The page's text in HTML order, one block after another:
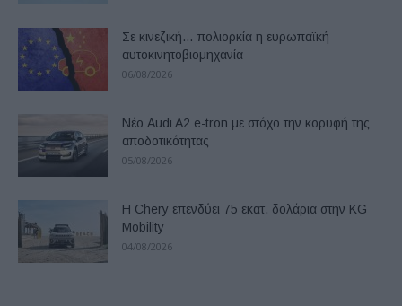
Σε κινεζική… πολιορκία η ευρωπαϊκή
αυτοκινητοβιομηχανία
06/08/2026
Νέο Audi A2 e-tron με στόχο την κορυφή της
αποδοτικότητας
05/08/2026
Η Chery επενδύει 75 εκατ. δολάρια στην KG
Mobility
04/08/2026